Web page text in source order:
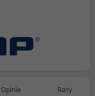
Opinie Raty